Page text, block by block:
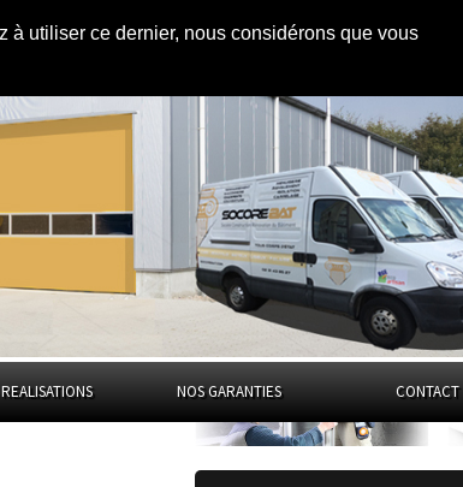
utiliser ce dernier, nous considérons que vous
la Haute-
Nouvelle-
NOS GARANTIES CONTACT